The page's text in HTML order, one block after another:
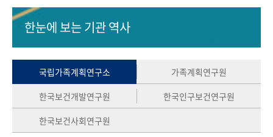
50+1 주년 기념
세계와 함께 한 KIHASA
VR 역사관
한눈에 보는기관 역사
국립가족계획연구소
가족계획연구원
한국보건개발연구원
한국인구보건연구원
한국보건사회연구원